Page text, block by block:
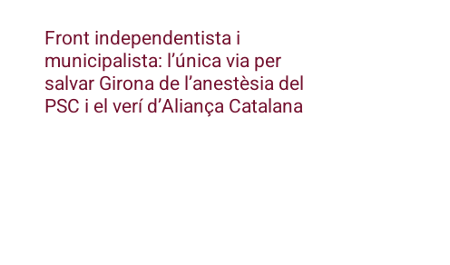
Front independentista i
municipalista: l’única via per
salvar Girona de l’anestèsia del
PSC i el verí d’Aliança Catalana